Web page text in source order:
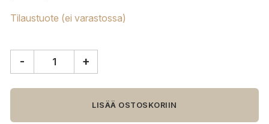
Tilaustuote (ei varastossa)
johtosetti,
määrä
- +
LISÄÄ OSTOSKORIIN